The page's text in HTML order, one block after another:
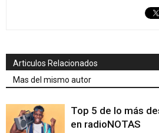
Articulos Relacionados
Mas del mismo autor
Top 5 de lo más
en radioNOTAS